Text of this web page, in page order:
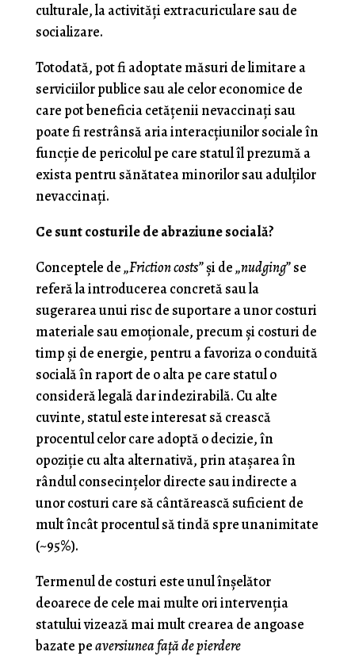
culturale, la activităţi extracuriculare sau de
socializare.
Totodată, pot fi adoptate măsuri de limitare a
serviciilor publice sau ale celor economice de
care pot beneficia cetăţenii nevaccinaţi sau
poate fi restrânsă aria interacţiunilor sociale în
funcţie de pericolul pe care statul îl prezumă a
exista pentru sănătatea minorilor sau adulţilor
nevaccinaţi.
Ce sunt costurile de abraziune socială?
Conceptele de„Friction costs”şi de„nudging”se
referă la introducerea concretă sau la
sugerarea unui risc de suportare a unor costuri
materiale sau emoţionale, precum şi costuri de
timp şi de energie, pentru a favoriza o conduită
socială în raport de o alta pe care statul o
consideră legală dar indezirabilă. Cu alte
cuvinte, statul este interesat să crească
procentul celor care adoptă o decizie, în
opoziţie cu alta alternativă, prin ataşarea în
rândul consecinţelor directe sau indirecte a
unor costuri care să cântărească suficient de
mult încât procentul să tindă spre unanimitate
(~95%).
Termenul de costuri este unul înşelător
deoarece de cele mai multe ori intervenţia
statului vizează mai mult crearea de angoase
bazate peaversiunea faţă de pierdere